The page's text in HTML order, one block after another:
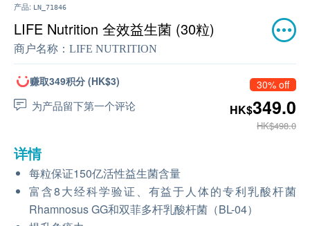
产品: LN_71846
LIFE Nutrition 全效益生菌 (30粒)
商户名称： LIFE NUTRITION
赚取349积分 (HK$3)
为产品留下第一个评论
30% off
HK$349.0
HK$498.0
详情
每粒保证150亿活性益生菌含量
富含8大经科学验证、有益于人体的专利乳酸杆菌
Rhamnosus GG和双菲多杆乳酸杆菌（BL-04）